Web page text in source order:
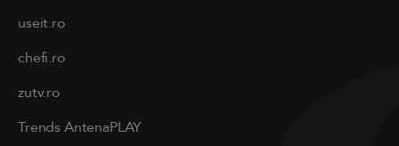
useit.ro
chefi.ro
zutv.ro
Trends AntenaPLAY